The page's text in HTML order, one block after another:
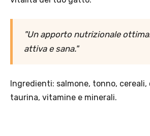
"Un apporto nutrizionale
attiva e sana."
Ingredienti: salmone, tonno, cereali,
taurina, vitamine e minerali.
Regole dell’offerta